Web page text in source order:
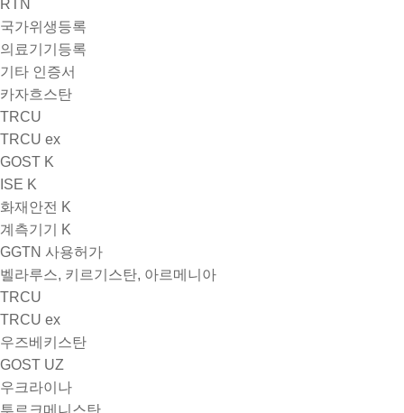
RTN
국가위생등록
의료기기등록
기타 인증서
카자흐스탄
TRCU
TRCU ex
GOST K
ISE K
화재안전 K
계측기기 K
GGTN 사용허가
벨라루스, 키르기스탄, 아르메니아
TRCU
TRCU ex
우즈베키스탄
GOST UZ
우크라이나
투르크메니스탄